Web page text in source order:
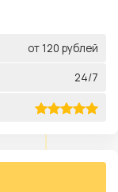
от 120 рублей
24/7